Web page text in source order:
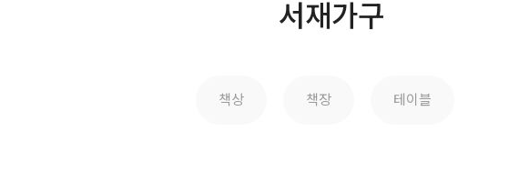
서재가구
책상 책장 테이블